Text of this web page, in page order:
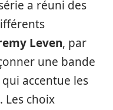
a réuni des
Leven, par
une bande
accentue les
Les choix